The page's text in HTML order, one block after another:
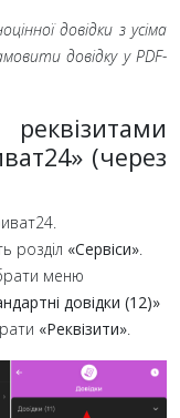
довідки з усіма
довідку у PDF-
(через
розділ «Сервіси».
меню
довідки (12)»
«Реквізити».